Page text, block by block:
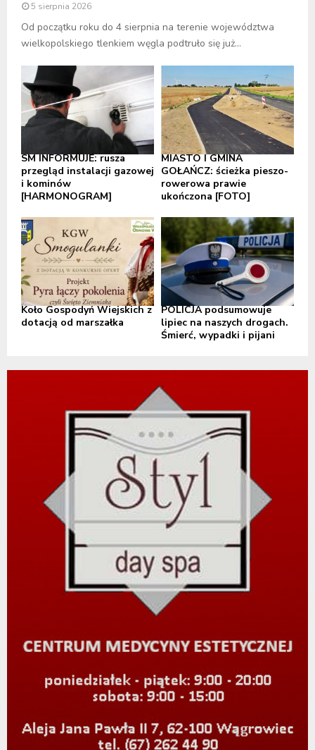
5 sierpnia 2026
Od początku roku do 4 sierpnia na terenie województwa
wielkopolskiego tlenkiem węgla podtruło się już...
SM INFORMUJE: rusza
przegląd instalacji gazowej
i kominów
[HARMONOGRAM]
MIASTO I GMINA
GOŁAŃCZ: ścieżka pieszo-
rowerowa prawie
ukończona [FOTO]
Koło Gospodyń Wiejskich z
dotacją od marszałka
POLICJA podsumowuje
lipiec na naszych drogach.
Śmierć, wypadki i pijani